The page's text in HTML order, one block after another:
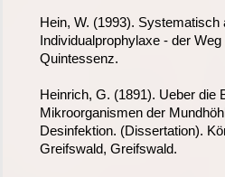
Hein, W. (1993). Systematisch
Individualprophylaxe - der
Quintessenz.
Heinrich, G. (1891). Ueber die
Mikroorganismen der
Desinfektion. (Dissertation).
Greifswald, Greifswald.